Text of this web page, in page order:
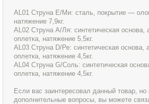
AL01 Струна Е/Ми: сталь, покрытие —
натяжение 7,9кг.
AL02 Струна А/Ля: синтетическая основа,
оплетка, натяжение 5,5кг.
AL03 Струна D/Ре: синтетическая основа,
оплетка, натяжение 4,5кг.
AL04 Струна G/Соль: синтетическая
оплетка, натяжение 4,5кг.
Если вас заинтересовал данный товар,
дополнительные вопросы, вы можете